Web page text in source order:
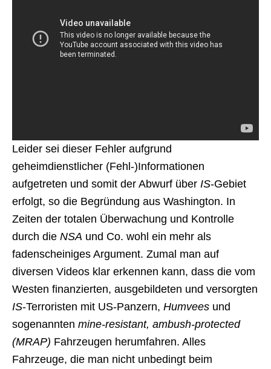
Leider sei dieser Fehler aufgrund
geheimdienstlicher (Fehl-)Informationen
aufgetreten und somit der Abwurf über IS-Gebiet
erfolgt, so die Begründung aus Washington. In
Zeiten der totalen Überwachung und Kontrolle
durch die NSA und Co. wohl ein mehr als
fadenscheiniges Argument. Zumal man auf
diversen Videos klar erkennen kann, dass die vom
Westen finanzierten, ausgebildeten und versorgten
IS-Terroristen mit US-Panzern, Humvees und
sogenannten mine-resistant, ambush-protected
(MRAP) Fahrzeugen herumfahren. Alles
Fahrzeuge, die man nicht unbedingt beim